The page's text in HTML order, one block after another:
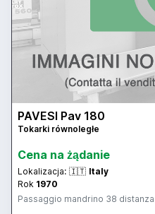
PAVESI Pav 180
Tokarki równoległe
Cena na żądanie
Lokalizacja: 🇮🇹 Italy
Rok 1970
Passaggio mandrino 38